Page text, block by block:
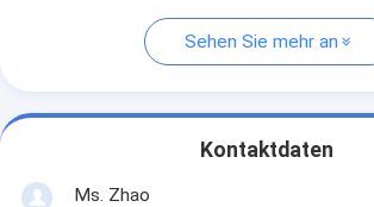
Sehen Sie mehr an
Kontaktdaten
Ms. Zhao